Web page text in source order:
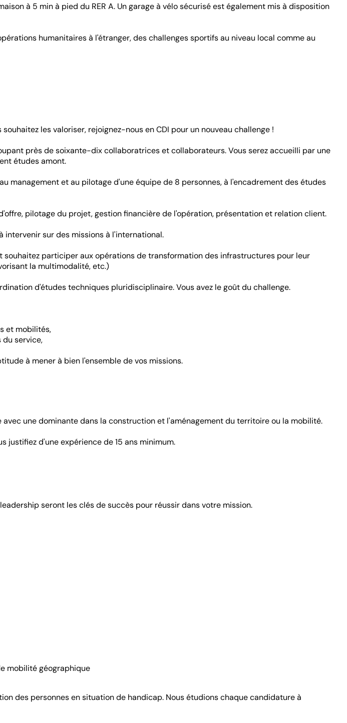
à 5 min à pied du RER A. Un garage à vélo sécurisé est également mis à disposition
humanitaires à l'étranger, des challenges sportifs au niveau local comme au
les valoriser, rejoignez-nous en CDI pour un nouveau challenge !
près de soixante-dix collaboratrices et collaborateurs. Vous serez accueilli par une
études amont.
management et au pilotage d'une équipe de 8 personnes, à l'encadrement des études
pilotage du projet, gestion financière de l'opération, présentation et relation client.
intervenir sur des missions à l'international.
participer aux opérations de transformation des infrastructures pour leur
la multimodalité, etc.)
d'études techniques pluridisciplinaire. Vous avez le goût du challenge.
et mobilités,
du service,
à mener à bien l'ensemble de vos missions.
une dominante dans la construction et l'aménagement du territoire ou la mobilité.
justifiez d'une expérience de 15 ans minimum.
seront les clés de succès pour réussir dans votre mission.
mobilité géographique
des personnes en situation de handicap. Nous étudions chaque candidature à